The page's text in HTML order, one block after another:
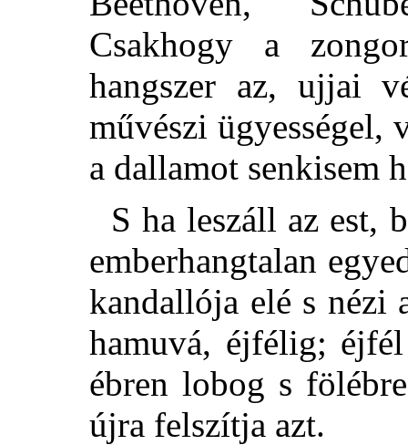
Csakhogy a
hangszer az, ujjai
művészi ügyességel,
a dallamot senkisem
S ha leszáll az est,
emberhangtalan
kandallója elé s nézi
hamuvá, éjfélig;
ébren lobog s
újra felszítja azt.